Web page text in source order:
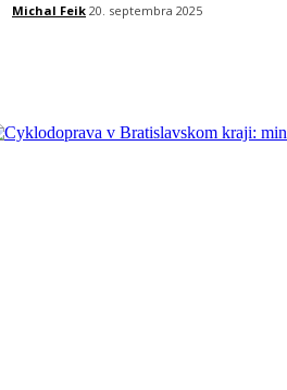
Michal Feik 20. septembra 2025